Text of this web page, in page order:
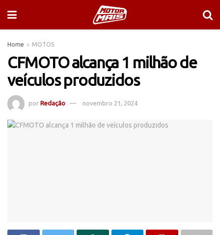
Home MOTOS
CFMOTO alcança 1 milhão de
veículos produzidos
por Redação novembro 21, 2024